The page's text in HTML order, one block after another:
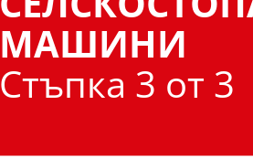
МАШИНИ
Стъпка 3 от 3